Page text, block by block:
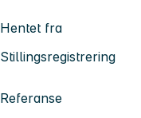
Hentet fra
Stillingsregistrering
Referanse